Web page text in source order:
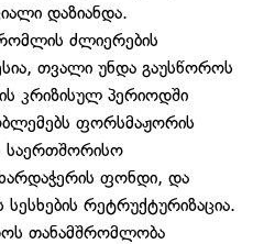
დაზიანდა.
რომლის ძლიერების
თვალი უნდა გაუსწოროს
კრიზისულ პერიოდში
ფორსმაჟორის
საერთშორისო
ფონდი, და
რეტრუქტურიზაცია.
თანამშრომლობა